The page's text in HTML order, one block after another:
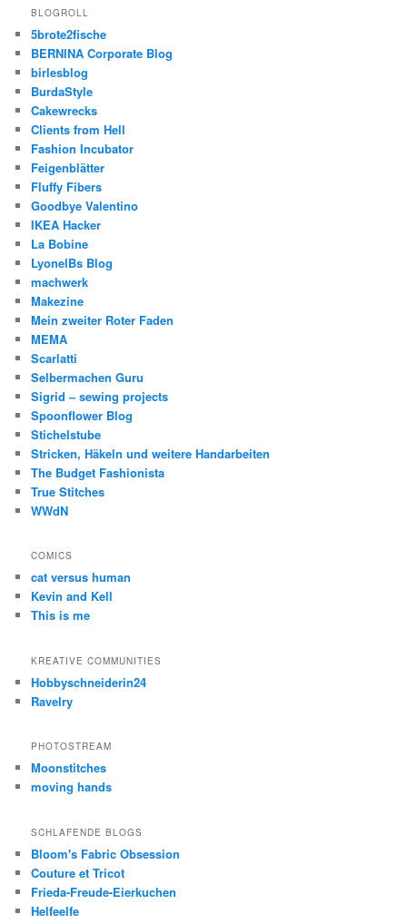
BLOGROLL
5brote2fische
BERNINA Corporate Blog
birlesblog
BurdaStyle
Cakewrecks
Clients from Hell
Fashion Incubator
Feigenblätter
Fluffy Fibers
Goodbye Valentino
IKEA Hacker
La Bobine
LyonelBs Blog
machwerk
Makezine
Mein zweiter Roter Faden
MEMA
Scarlatti
Selbermachen Guru
Sigrid – sewing projects
Spoonflower Blog
Stichelstube
Stricken, Häkeln und weitere Handarbeiten
The Budget Fashionista
True Stitches
WWdN
COMICS
cat versus human
Kevin and Kell
This is me
KREATIVE COMMUNITIES
Hobbyschneiderin24
Ravelry
PHOTOSTREAM
Moonstitches
moving hands
SCHLAFENDE BLOGS
Bloom's Fabric Obsession
Couture et Tricot
Frieda-Freude-Eierkuchen
Helfeelfe